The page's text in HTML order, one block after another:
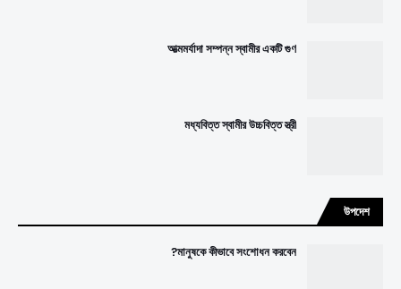
আত্মমর্যাদা সম্পন্ন স্বামীর একটি গুণ
মধ্যবিত্ত স্বামীর উচ্চবিত্ত স্ত্রী
উপদেশ
মানুষকে কীভাবে সংশোধন করবেন?